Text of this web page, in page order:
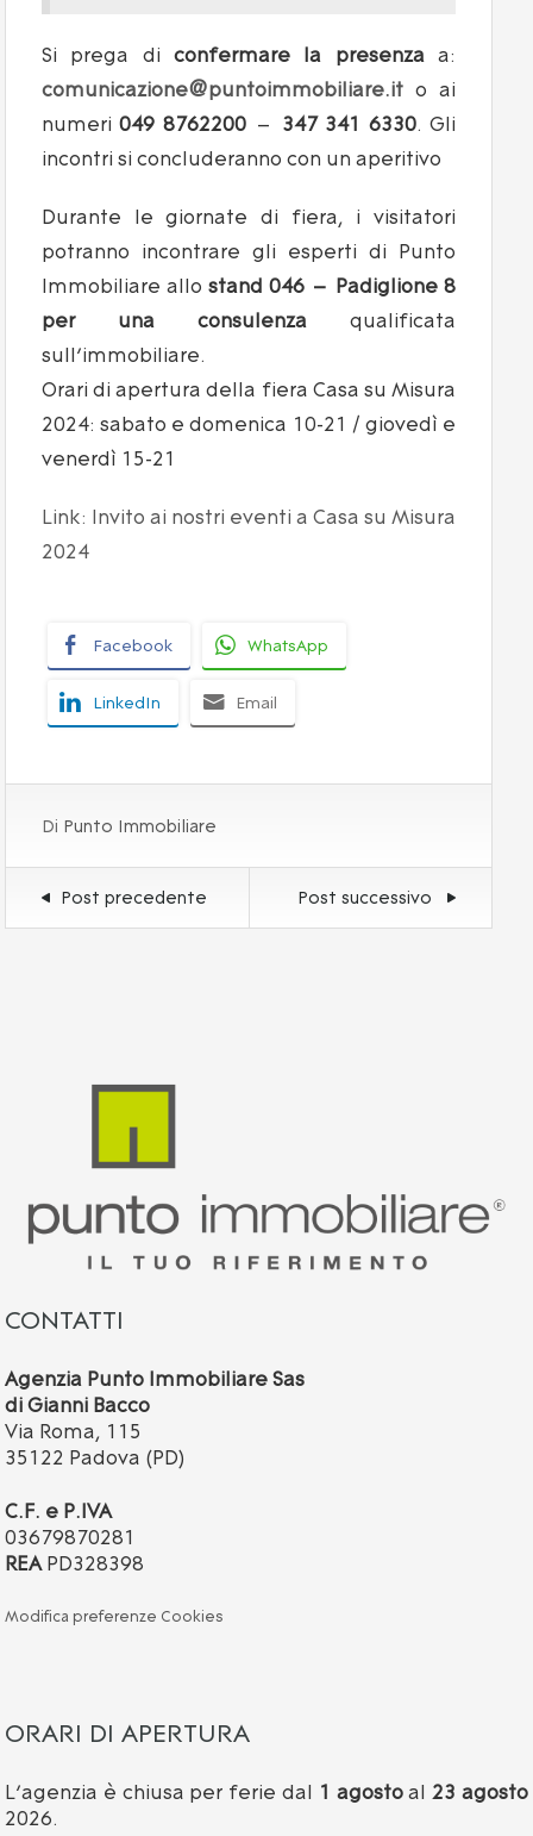
Si prega di confermare la presenza a:
comunicazione@puntoimmobiliare.it o ai
numeri 049 8762200– 347 341 6330. Gli
incontri si concluderanno con un aperitivo
Durante le giornate di fiera, i visitatori
potranno incontrare gli esperti di Punto
Immobiliare allo stand 046 – Padiglione 8
per una consulenza qualificata
sull’immobiliare.
Orari di apertura della fiera Casa su Misura
2024: sabato e domenica 10-21 / giovedì e
venerdì 15-21
Link: Invito ai nostri eventi a Casa su Misura
2024
Facebook WhatsApp
LinkedIn Email
Di Punto Immobiliare
Post precedente Post successivo
CONTATTI
Agenzia Punto Immobiliare Sas
di Gianni Bacco
Via Roma, 115
35122 Padova (PD)
C.F. e P.IVA
03679870281
REA PD328398
Modifica preferenze Cookies
ORARI DI APERTURA
L’agenzia è chiusa per ferie dal 1 agostoal 23 agosto
2026.